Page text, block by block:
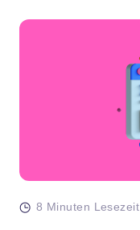
8 Minuten Lesezeit